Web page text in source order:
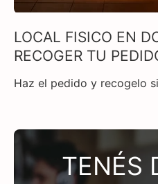
LOCAL FISICO EN
RECOGER TU
Haz el pedido y recogelo
TENÉS